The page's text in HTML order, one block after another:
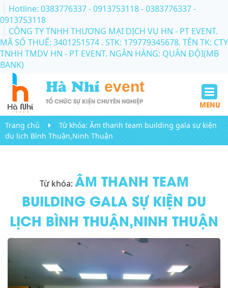
Hotline: 0383776337 - 0913753118- 0383776337 -
0913753118
CÔNG TY TNHH THƯƠNG MẠI DỊCH VỤ HN - PT EVENT.
MÃ SỐ THUẾ: 3401251574 . STK: 179779345678. TÊN TK: CTY
TNHH TMDV HN - PT EVENT. NGÂN HÀNG: QUÂN ĐỘI(MB
BANK)
Hà Nhí event
TỔ CHỨC SỰ KIỆN CHUYÊN NGHIỆP MENU
Trang chủ Từ khóa: Âm thanh team building gala sự kiện
du lịch Bình Thuận,Ninh Thuận
Từ khóa: ÂM THANH TEAM
BUILDING GALA SỰ KIỆN DU
LỊCH BÌNH THUẬN,NINH THUẬN